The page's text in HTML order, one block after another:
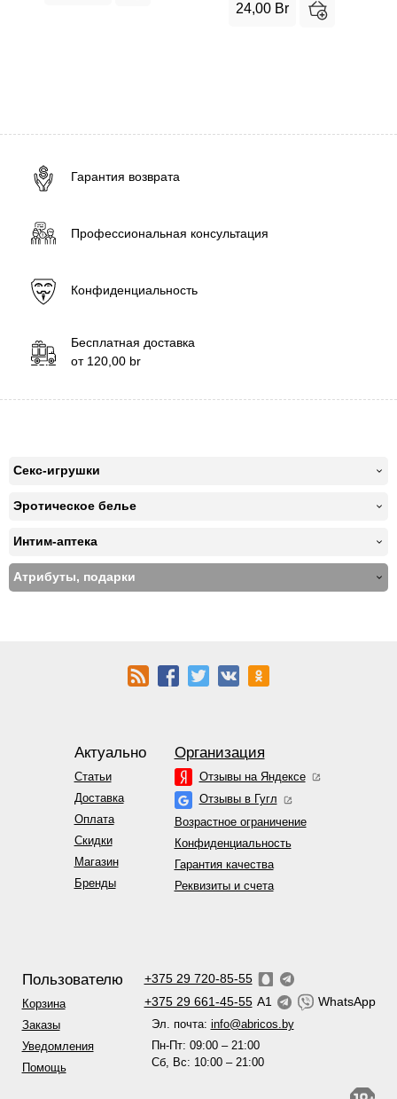
24,00 Br
Гарантия возврата
Профессиональная консультация
Конфиденциальность
Бесплатная доставка
от 120,00 br
Секс-игрушки
Эротическое белье
Интим-аптека
Атрибуты, подарки
Актуально
Статьи
Доставка
Оплата
Скидки
Магазин
Бренды
Организация
Отзывы на Яндексе
Отзывы в Гугл
Возрастное ограничение
Конфиденциальность
Гарантия качества
Реквизиты и счета
Пользователю
Корзина
Заказы
Уведомления
Помощь
+375 29 720-85-55
+375 29 661-45-55 A1 WhatsApp
Эл. почта: info@abricos.by
Пн-Пт: 09:00 – 21:00
Сб, Вс: 10:00 – 21:00